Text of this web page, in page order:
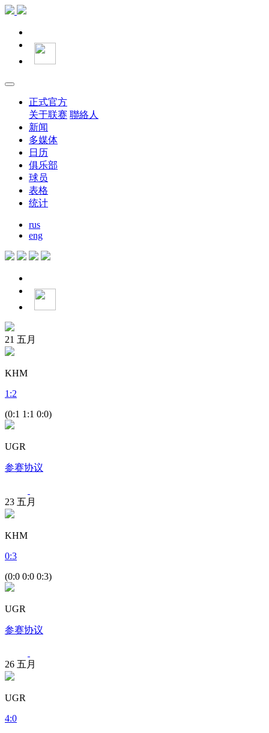
正式官方
关于联赛 聯絡人
新闻
多媒体
日历
俱乐部
球员
表格
统计
rus
eng
21 五月
KHM
1 :2
(0:1 1:1 0:0)
UGR
参赛协议
23 五月
KHM
0:3
(0:0 0:0 0:3)
UGR
参赛协议
26 五月
UGR
4:0